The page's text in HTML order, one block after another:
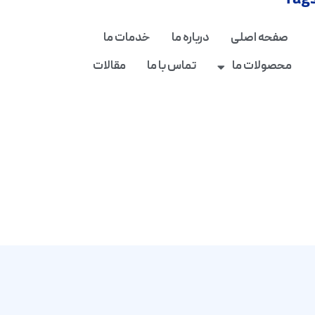
صفحه اصلی درباره ما
خدمات ما
محصولات ما
تماس با ما مقالات